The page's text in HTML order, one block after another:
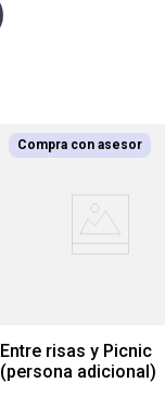
Entre risas y Picnic
(persona adicional)
Compra con asesor